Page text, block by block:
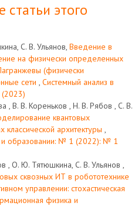
этого
С. В. Ульянов, Введение в
на физически определенных
(физически
сети , Системный анализ в
, В. В. Кореньков , Н. В. Рябов , С. В.
квантовых
классической архитектуры ,
и образовании: № 1 (2022): № 1
, О. Ю. Тятюшкина, С. В. Ульянов ,
сквозных ИТ в робототехнике
управлении: стохастическая
физика и